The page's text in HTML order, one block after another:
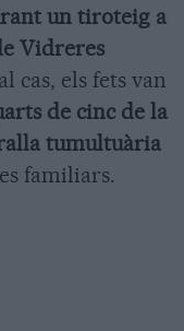
un tiroteig a
Vidreres
cas, els fets van
de cinc de la
tumultuària
familiars.